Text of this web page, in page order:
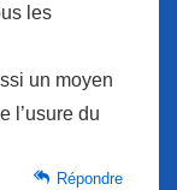
les
un moyen
l’usure du
Répondre